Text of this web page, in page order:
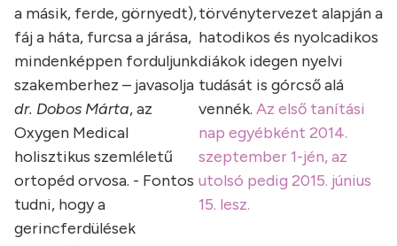
törvénytervezet alapján a
hatodikos és nyolcadikos
diákok idegen nyelvi
tudását is górcső alá
vennék. Az első tanítási
nap egyébként 2014.
szeptember 1-jén, az
utolsó pedig 2015. június
15. lesz.
a másik, ferde, görnyedt),
fáj a háta, furcsa a járása,
mindenképpen forduljunk
szakemberhez – javasolja
dr. Dobos Márta, az
Oxygen Medical
holisztikus szemléletű
ortopéd orvosa. - Fontos
tudni, hogy a
gerincferdülések